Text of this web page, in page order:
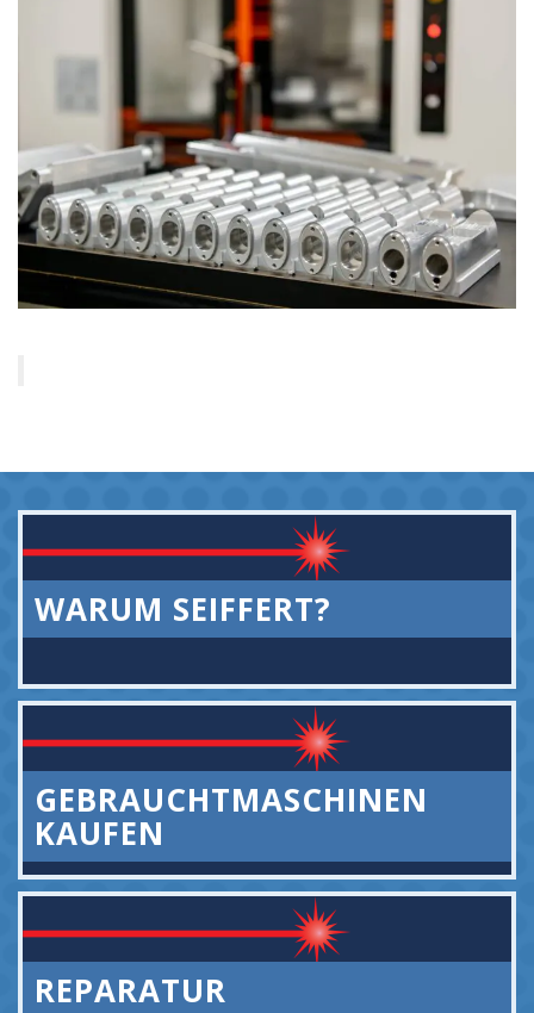
WARUM SEIFFERT?
GEBRAUCHTMASCHINEN
KAUFEN
REPARATUR